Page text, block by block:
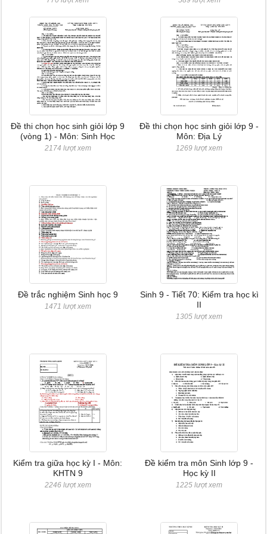
Đề thi chọn học sinh giỏi lớp 9
(vòng 1) - Môn: Sinh Học
2174 lượt xem
Đề thi chọn học sinh giỏi lớp 9 -
Môn: Địa Lý
1269 lượt xem
Đề trắc nghiệm Sinh học 9
1471 lượt xem
Sinh 9 - Tiết 70: Kiểm tra học kì
II
1305 lượt xem
Kiểm tra giữa học kỳ I - Môn:
KHTN 9
2246 lượt xem
Đề kiểm tra môn Sinh lớp 9 -
Học kỳ II
1225 lượt xem